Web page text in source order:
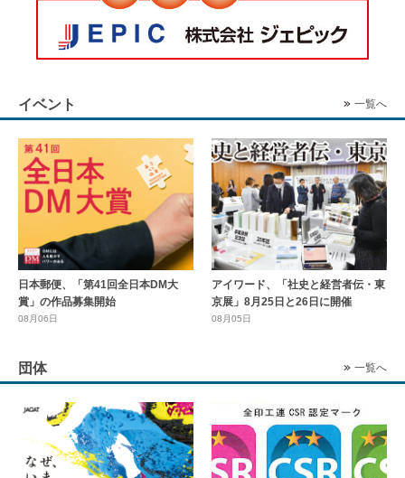
イベント 一覧へ
日本郵便、「第41回全日本DM大
賞」の作品募集開始
08月06日
アイワード、「社史と経営者伝・東
京展」8月25日と26日に開催
08月05日
団体 一覧へ